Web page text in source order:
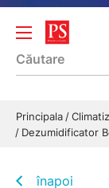
Principala
Dezumidificator
înapoi